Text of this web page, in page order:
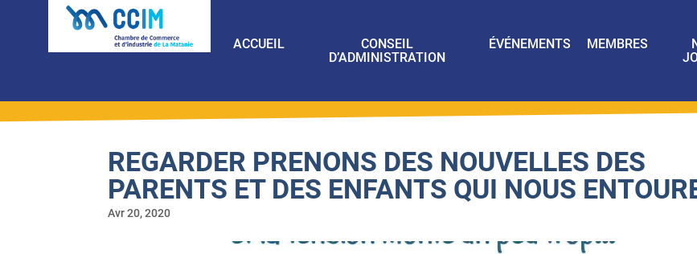
ACCUEIL
CONSEIL
D’ADMINISTRATION
ÉVÉNEMENTS MEMBRES
REGARDER PRENONS DES NOUVELLES DES
PARENTS ET DES ENFANTS QUI NOUS
Avr 20, 2020